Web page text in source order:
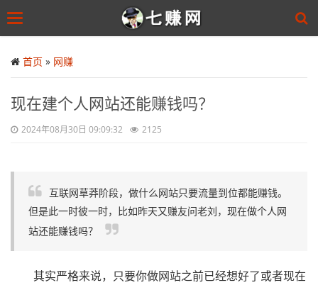
to
main
Toggle
首页 » 网赚
现在建个人网站还能赚钱吗？
2024年08月30日 09:09:32 2125
互联网草莽阶段，做什么网站只要流量到位都能赚钱。
但是此一时彼一时，比如昨天又赚友问老刘，现在做个人网
站还能赚钱吗？
其实严格来说，只要你做网站之前已经想好了或者现在